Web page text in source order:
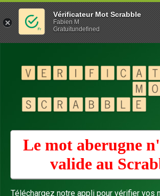
Le mot aberugne
valide au
Téléchargez notre appli pour vérifier vos
Vérificateur Mot Scrabble
Fabien M
Gratuitundefined